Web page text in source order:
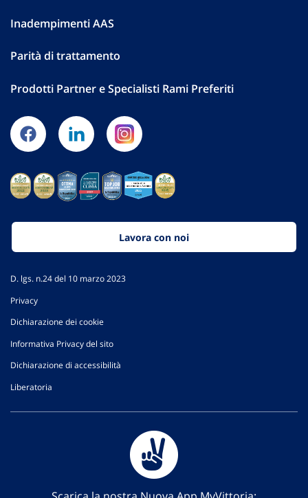
Inadempimenti AAS
Parità di trattamento
Prodotti Partner e Specialisti Rami Preferiti
Lavora con noi
D. lgs. n.24 del 10 marzo 2023
Privacy
Dichiarazione dei cookie
Informativa Privacy del sito
Dichiarazione di accessibilità
Liberatoria